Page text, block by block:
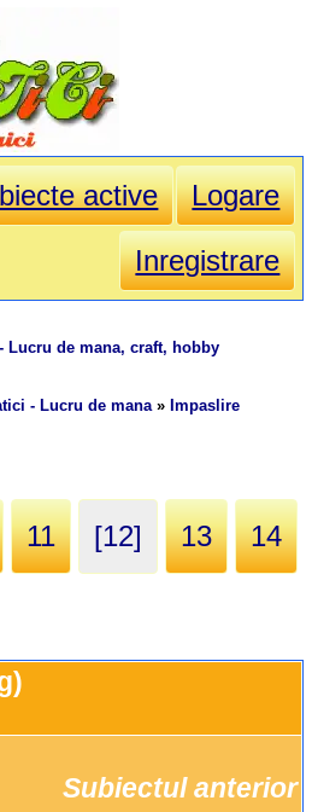
active
Logare
Inregistrare
Lucru de mana, craft, hobby
- Lucru de mana» Impaslire
11 [12] 13 14
Subiectul anterior